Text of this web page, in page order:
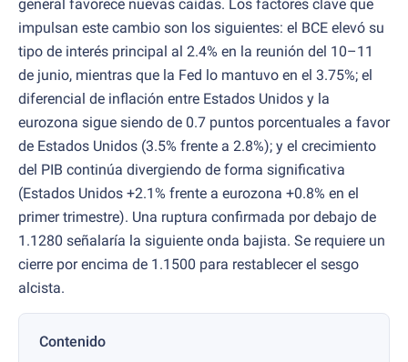
general favorece nuevas caídas. Los factores clave que
impulsan este cambio son los siguientes: el BCE elevó su
tipo de interés principal al 2.4% en la reunión del 10–11
de junio, mientras que la Fed lo mantuvo en el 3.75%; el
diferencial de inflación entre Estados Unidos y la
eurozona sigue siendo de 0.7 puntos porcentuales a favor
de Estados Unidos (3.5% frente a 2.8%); y el crecimiento
del PIB continúa divergiendo de forma significativa
(Estados Unidos +2.1% frente a eurozona +0.8% en el
primer trimestre). Una ruptura confirmada por debajo de
1.1280 señalaría la siguiente onda bajista. Se requiere un
cierre por encima de 1.1500 para restablecer el sesgo
alcista.
Contenido